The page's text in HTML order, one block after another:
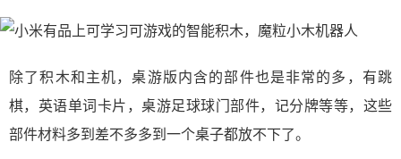
除了积木和主机，桌游版内含的部件也是非常的多，有跳
棋，英语单词卡片，桌游足球球门部件，记分牌等等，这些
部件材料多到差不多多到一个桌子都放不下了。